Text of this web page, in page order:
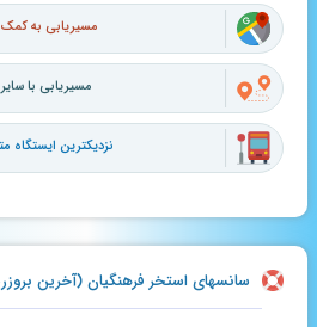
مسیریابی به
مسیریابی با
نزدیکترین ایستگاه
سانسهای استخر فرهنگیان (آخرین بروزرسانی :